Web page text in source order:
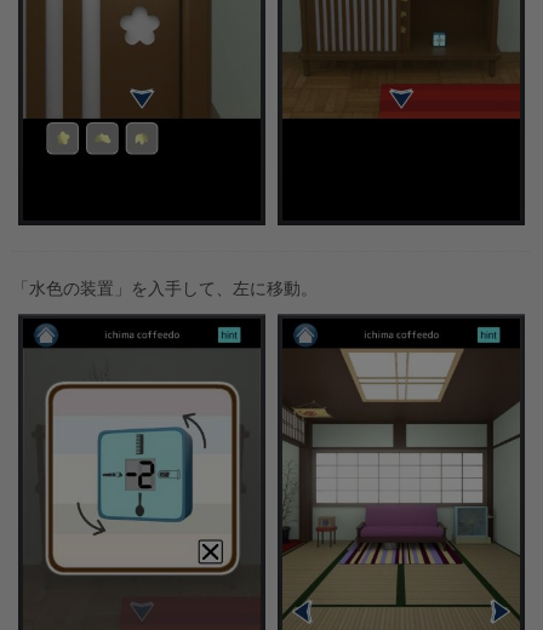
「水色の装置」を入手して、左に移動。